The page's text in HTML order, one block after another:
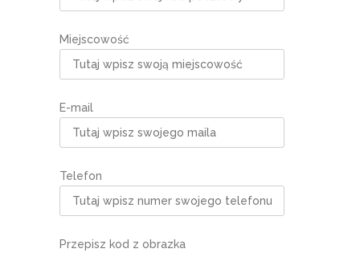
Miejscowość
E-mail
Telefon
Przepisz kod z obrazka